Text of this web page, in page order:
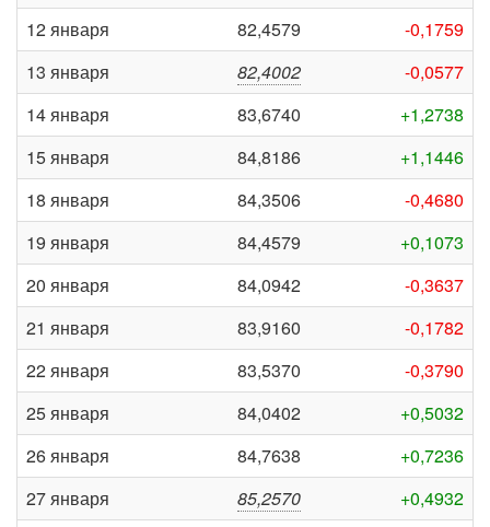
12 января
82,4579
-0,1759
13 января
82,4002
-0,0577
14 января
83,6740
+1,2738
15 января
84,8186
+1,1446
18 января
84,3506
-0,4680
19 января
84,4579
+0,1073
20 января
84,0942
-0,3637
21 января
83,9160
-0,1782
22 января
83,5370
-0,3790
25 января
84,0402
+0,5032
26 января
84,7638
+0,7236
27 января
85,2570
+0,4932